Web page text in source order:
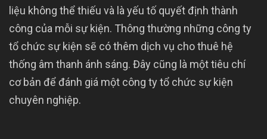
liệu không thể thiếu và là yếu tố quyết định thành
công của mỗi sự kiện. Thông thường những công ty
tổ chức sự kiện sẽ có thêm dịch vụ cho thuê hệ
thống âm thanh ánh sáng. Đây cũng là một tiêu chí
cơ bản để đánh giá một công ty tổ chức sự kiện
chuyên nghiệp.